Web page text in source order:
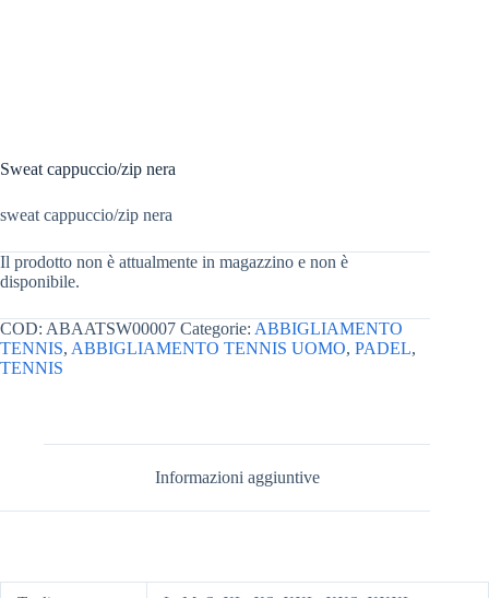
Sweat cappuccio/zip nera
sweat cappuccio/zip nera
Il prodotto non è attualmente in magazzino e non è
disponibile.
COD: ABAATSW00007 Categorie: ABBIGLIAMENTO
TENNIS, ABBIGLIAMENTO TENNIS UOMO, PADEL,
TENNIS
Informazioni aggiuntive